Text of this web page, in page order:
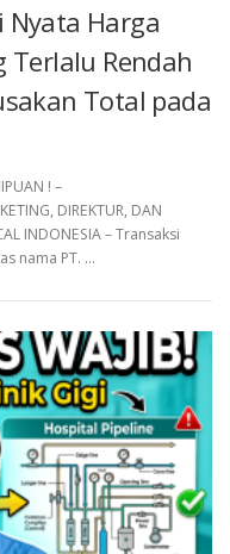
Harga
Terlalu Rendah
Total pada
! –
DIREKTUR, DAN
INDONESIA – Transaksi
nama PT. …